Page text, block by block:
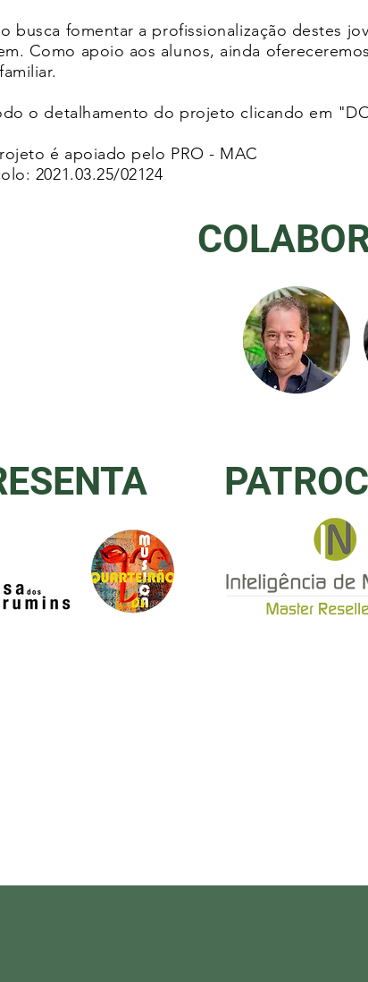
busca fomentar a profissionalização destes
Como apoio aos alunos, ainda
o detalhamento do projeto clicando em
é apoiado pelo PRO - MAC
2021.03.25/02124